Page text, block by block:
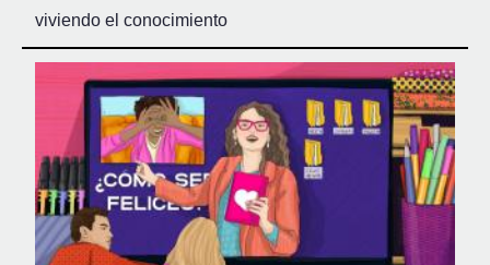
viviendo el conocimiento